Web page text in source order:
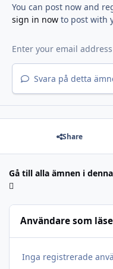
You can post now and
sign in nowto post with
Svara på detta
Share
Gå till alla ämnen i
Användare som
Inga registrerade